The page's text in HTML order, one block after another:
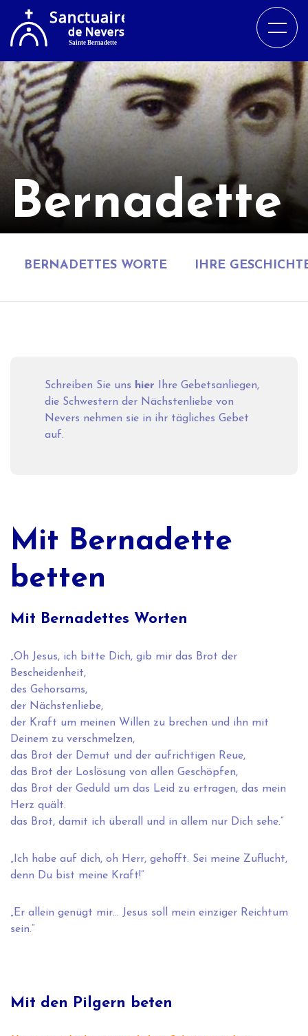
Bernadette
BERNADETTES WORTE IHRE
Mit Bernadette
betten
Mit Bernadettes Worten
„Oh Jesus, ich bitte Dich, gib mir das Brot der
Bescheidenheit,
des Gehorsams,
der Nächstenliebe,
der Kraft um meinen Willen zu brechen und ihn mit
Deinem zu verschmelzen,
das Brot der Demut und der aufrichtigen Reue,
das Brot der Loslösung von allen Geschöpfen,
das Brot der Geduld um das Leid zu ertragen, das mein
Herz quält.
das Brot, damit ich überall und in allem nur Dich sehe.“
„Ich habe auf dich, oh Herr, gehofft. Sei meine Zuflucht,
denn Du bist meine Kraft!“
„Er allein genügt mir… Jesus soll mein einziger Reichtum
sein.“
Mit den Pilgern beten
Schreiben Sie uns hier Ihre Gebetsanliegen,
die Schwestern der Nächstenliebe von
Nevers nehmen sie in ihr tägliches Gebet
auf.